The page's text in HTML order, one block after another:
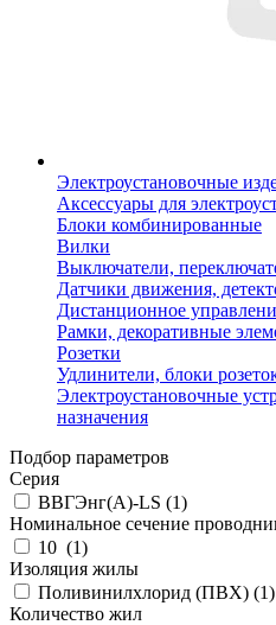
Электроустановочные
Аксессуары для
Блоки комбинированные
Вилки
Выключатели,
Датчики движения,
Дистанционное
Рамки, декоративные
Розетки
Удлинители, блоки
Электроустановочные
назначения
Подбор параметров
Серия
ВВГЭнг(А)-LS (1)
Номинальное сечение
10 (1)
Изоляция жилы
Поливинилхлорид (ПВХ) (1)
Количество жил